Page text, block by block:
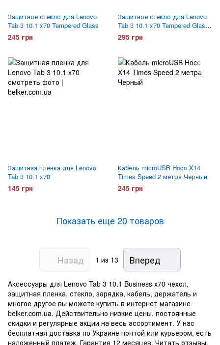
Защитное стекло для Lenovo
Tab 3 10.1 x70 Tempered Glass
245 грн
Защитное стекло для Lenovo
Tab 3 10.1 x70 Tempered Glass
Pro
295 грн
Защитная пленка для Lenovo
Tab 3 10.1 x70
145 грн
Кабель microUSB Hoco X14
Times Speed 2 метра Черный
245 грн
Показать еще 20 товаров
Назад 1 из 13 Вперед
Аксессуары для Lenovo Tab 3 10.1 Business x70 чехол,
защитная пленка, стекло, зарядка, кабель, держатель и
многое другое вы можете купить в интернет магазине
belker.com.ua. Действительно низкие цены, постоянные
скидки и регулярные акции на весь ассортимент. У нас
бесплатная доставка по Украине почтой или курьером, есть
наложенный платеж. Гарантия 12 месяцев. Читать отзывы,